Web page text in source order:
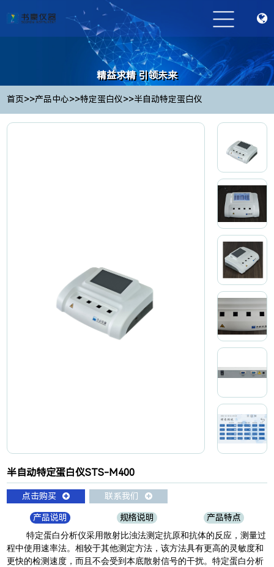
精益求精 引领未来
Striving for excellence and leading the future
首页>>产品中心>>特定蛋白仪>>半自动特定蛋白仪
半自动特定蛋白仪STS-M400
点击购买 联系我们
产品说明 规格说明 产品特点
特定蛋白分析仪采用散射比浊法测定抗原和抗体的反应，测量过
程中使用速率法。相较于其他测定方法，该方法具有更高的灵敏度和
更快的检测速度，而且不会受到本底散射信号的干扰。特定蛋白分析